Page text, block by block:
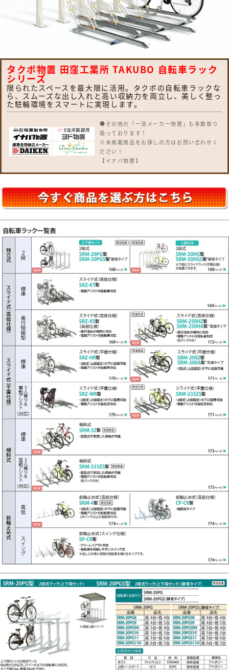
タクボ物置 田窪工業所 TAKUBO 自転車ラック
シリーズ
限られたスペースを最大限に活用。タクボの自転車ラックな
ら、スムーズな出し入れと高い収納力を両立し、美しく整っ
た駐輪環境をスマートに実現します。
●その他の「一流メーカー物置」も多数取り
扱っております！
※未掲載商品をお探しの方はお問い合わせく
ださい！
【イナバ物置】
DM-Zシリーズ・DM-GYシリーズ
【タクボ物置】
Mr.ストックマンダンディ・グランプレステ
エスモシリーズ・エルモシリーズ